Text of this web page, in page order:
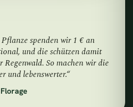
spenden wir 1 € an
und die schützen damit
So machen wir die
und lebenswerter.“